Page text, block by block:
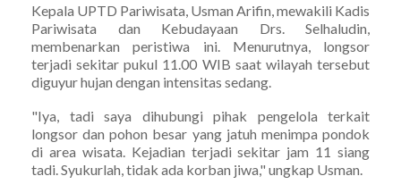
Kepala UPTD Pariwisata, Usman Arifin, mewakili Kadis
Pariwisata dan Kebudayaan Drs. Selhaludin,
membenarkan peristiwa ini. Menurutnya, longsor
terjadi sekitar pukul 11.00 WIB saat wilayah tersebut
diguyur hujan dengan intensitas sedang.
"Iya, tadi saya dihubungi pihak pengelola terkait
longsor dan pohon besar yang jatuh menimpa pondok
di area wisata. Kejadian terjadi sekitar jam 11 siang
tadi. Syukurlah, tidak ada korban jiwa," ungkap Usman.